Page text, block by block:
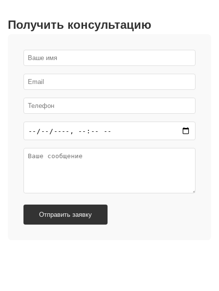
Получить консультацию
Отправить заявку